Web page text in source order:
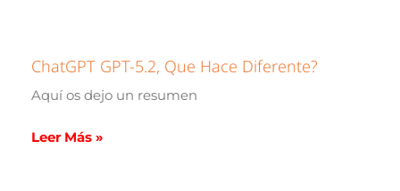
ChatGPT GPT-5.2, Que Hace Diferente?
Aquí os dejo un resumen
Leer Más »